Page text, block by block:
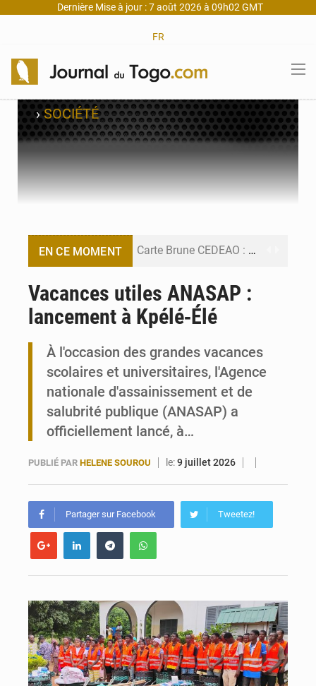
Dernière Mise à jour : 7 août 2026 à 09h02 GMT
FR
›SOCIÉTÉ
EN CE MOMENT Carte Brune CEDEAO : Lomé mise sur la digitalisation des sinistres
Maurice : Démission de la ministre Véronique Leu-Govind
Vacances utiles ANASAP :
lancement à Kpélé‑Élé
À l'occasion des grandes vacances
scolaires et universitaires, l'Agence
nationale d'assainissement et de
salubrité publique (ANASAP) a
officiellement lancé, à…
PUBLIÉ PAR HELENE SOUROU le:9 juillet 2026
Partager sur Facebook Tweetez!